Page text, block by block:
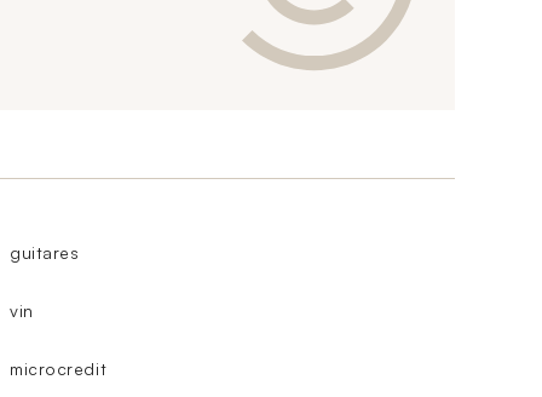
guitares
vin
microcredit